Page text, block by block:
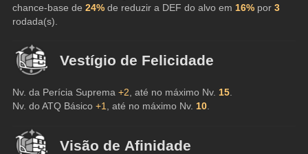
chance-base de 24% de reduzir a DEF do alvo em 16% por 3
rodada(s).
Vestígio de Felicidade
Nv. da Perícia Suprema +2, até no máximo Nv. 15.
Nv. do ATQ Básico +1, até no máximo Nv. 10.
Visão de Afinidade